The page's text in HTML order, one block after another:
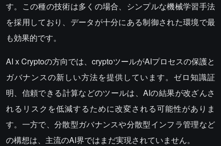
す。この種の技術は多くの場合、シンプルな機械学習手法
を採用しており、データが十分にある制御された環境で最
も効果的です。
AI x Cryptoの方向では、cryptoツールがAIプロセスの保護と
ガバナンスの新しい方法を提供しています。ゼロ知識証
明、信頼できる計算などのツールは、AIの結果が改ざんさ
れるリスクを低減するために改変される可能性がありま
す。一方で、分散型ガバナンスや分散型インフラ管理など
の構想は、主流のAI界ではまだ実現されていません。